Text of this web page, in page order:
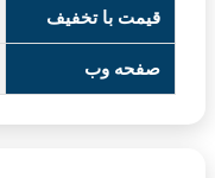
قیمت با تخفیف
صفحه وب